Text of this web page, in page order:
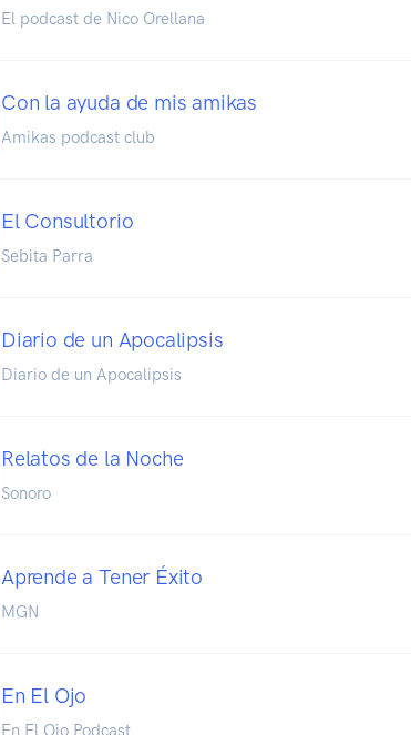
El podcast de Nico Orellana
Con la ayuda de mis amikas
Amikas podcast club
El Consultorio
Sebita Parra
Diario de un Apocalipsis
Diario de un Apocalipsis
Relatos de la Noche
Sonoro
Aprende a Tener Éxito
MGN
En El Ojo
En El Ojo Podcast